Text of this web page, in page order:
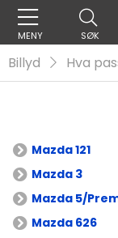
MENY SØK
Billyd Hva
Mazda 121
Mazda 3
Mazda 5/
Mazda 626